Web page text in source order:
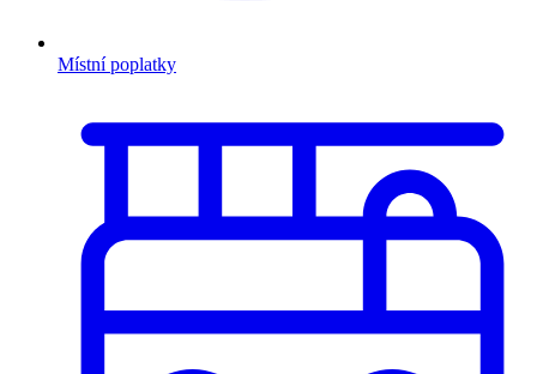
Místní poplatky